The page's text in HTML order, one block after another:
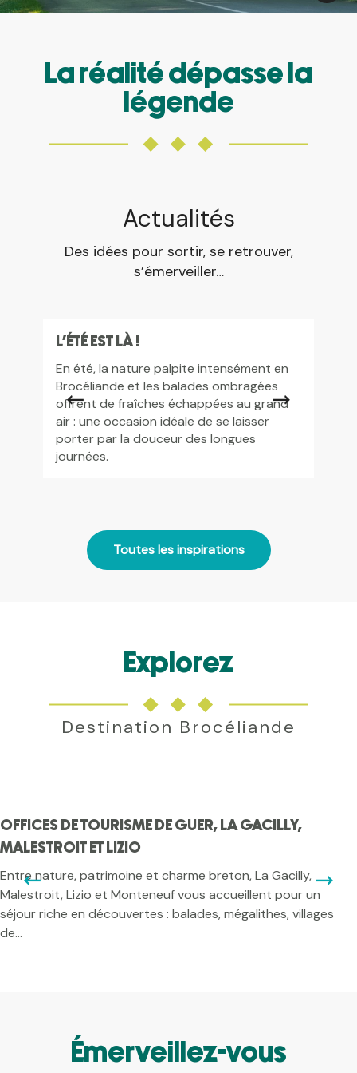
La réalité dépasse la
légende
Actualités
Des idées pour sortir, se retrouver,
s’émerveiller…
L'ÉTÉ EST LÀ !
En été, la nature palpite intensément en
Brocéliande et les balades ombragées
offrent de fraîches échappées au grand
air : une occasion idéale de se laisser
porter par la douceur des longues
journées.
Toutes les inspirations
Explorez
Destination Brocéliande
OFFICES DE TOURISME DE GUER, LA GACILLY,
MALESTROIT ET LIZIO
Entre nature, patrimoine et charme breton, La Gacilly,
Malestroit, Lizio et Monteneuf vous accueillent pour un
séjour riche en découvertes : balades, mégalithes, villages
de...
Émerveillez-vous